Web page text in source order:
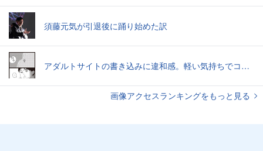
須藤元気が引退後に踊り始めた訳
アダルトサイトの書き込みに違和感。軽い気持ちでコメントしてみると…／近畿地方のある場所について（1）
画像アクセスランキングをもっと見る